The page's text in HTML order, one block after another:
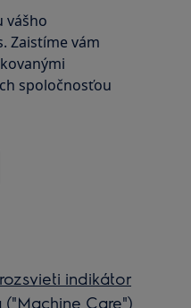
vášho
Zaistíme vám
spoločnosťou
indikátor
Care")